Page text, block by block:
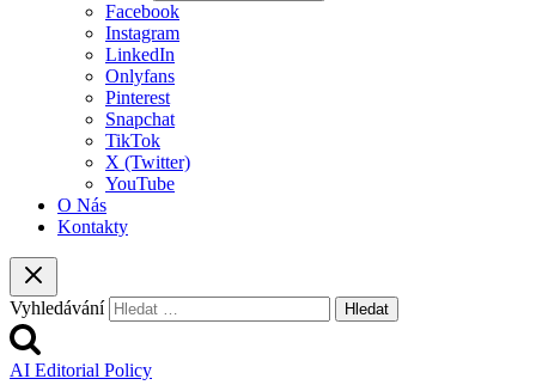
Facebook
Instagram
LinkedIn
Onlyfans
Pinterest
Snapchat
TikTok
X (Twitter)
YouTube
O Nás
Kontakty
Vyhledávání
AI Editorial Policy